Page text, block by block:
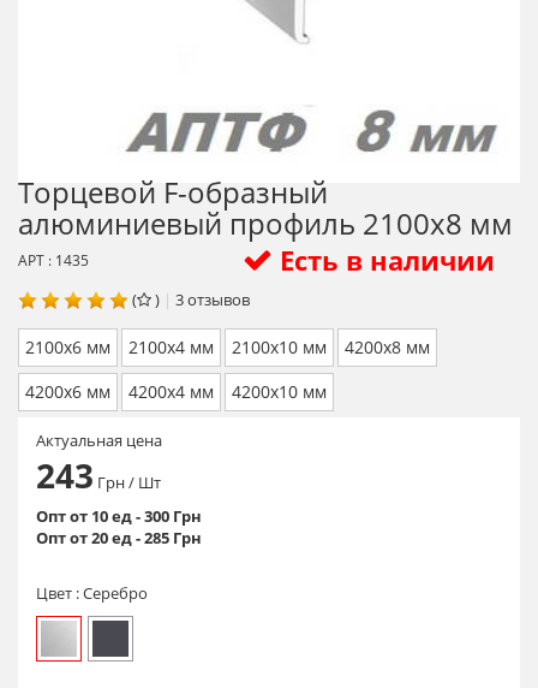
Торцевой F-образный
алюминиевый профиль 2100х8 мм
Есть в наличии
АРТ : 1435
( ) | 3отзывов
2100х6 мм 2100х4 мм 2100х10 мм
4200х8 мм
4200х6 мм
4200х4 мм 4200х10 мм
Актуальная цена
243 Грн/ Шт
Опт от 10 ед - 300 Грн
Опт от 20 ед - 285 Грн
Цвет :Серебро